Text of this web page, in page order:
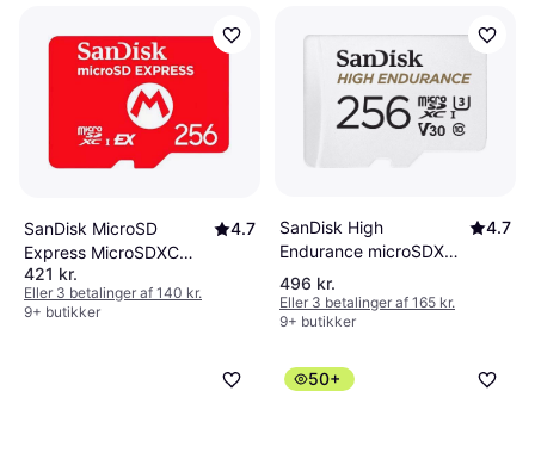
SanDisk MicroSD
Express MicroSDXC
Class 10 UHS-I U3
880/650MB/s 256GB
4.7
421 kr.
Eller 3 betalinger af 140 kr.
9+ butikker
SanDisk High
Endurance microSDXC
Class 10 UHS-I U3 V30
256GB +Adapter
4.7
496 kr.
Eller 3 betalinger af 165 kr.
9+ butikker
50+